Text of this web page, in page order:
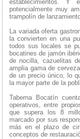
establecimientos. Y
potencialmente muy
trampolín de
La variada oferta
la convierten en una
todos sus locales se
bocatines de jamón
de nocilla, cazuelitas
amplia gama de
de un precio único, lo
la mayor parte de la
Taberna Bocatín
operativos, entre
que supera los 8
marcado por sus
más en el plazo de
conceptos de